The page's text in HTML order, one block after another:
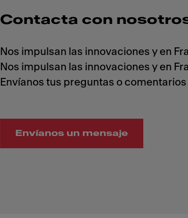
Contacta con
Nos impulsan las innovaciones y en
Nos impulsan las innovaciones y en
Envíanos un mensaje